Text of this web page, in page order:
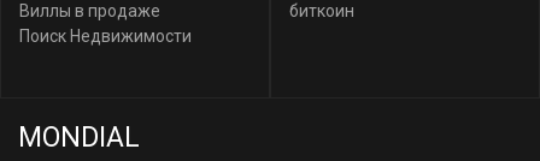
Виллы в продаже
Поиск Недвижимости
биткоин
MONDIAL